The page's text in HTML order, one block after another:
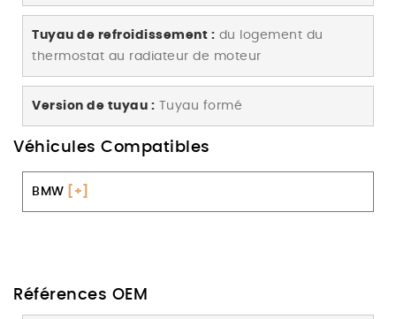
Tuyau de refroidissement : du logement du
thermostat au radiateur de moteur
Version de tuyau : Tuyau formé
Véhicules Compatibles
BMW [+]
Références OEM